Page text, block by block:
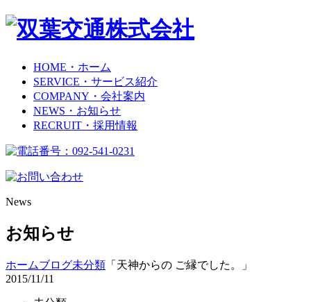
HOME ・ホーム
SERVICE ・サービス紹介
COMPANY ・会社案内
NEWS ・お知らせ
RECRUIT ・採用情報
News
お知らせ
ホームブログ未分類 「天神からの ご縁でした。」
2015/11/11